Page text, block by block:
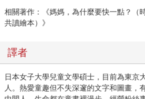
相關著作：《媽媽，為什麼要快一點？（
共讀繪本）》
譯者
日本女子大學兒童文學碩士，目前為東京
人。熱愛童趣但不失深邃的文字和圖畫，